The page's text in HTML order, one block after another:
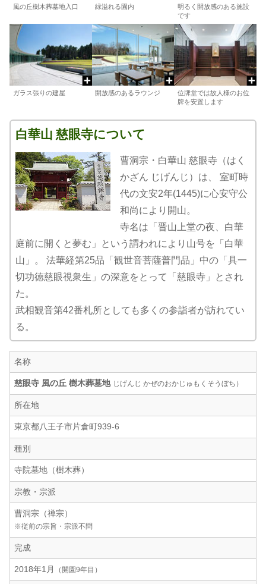
風の丘樹木葬墓地入口 緑溢れる園内
明るく開放感のある施設
です
ガラス張りの建屋 開放感のあるラウンジ
位牌堂では故人様のお位
牌を安置します
白華山 慈眼寺について
曹洞宗・白華山 慈眼寺（はく
かざん じげんじ）は、 室町時
代の文安2年(1445)に心安守公
和尚により開山。
寺名は「晋山上堂の夜、白華
庭前に開くと夢む」という謂われにより山号を「白華
山」。 法華経第25品「観世音菩薩普門品」中の「具一
切功徳慈眼視衆生」の深意をとって「慈眼寺」とされ
た。
武相観音第42番札所としても多くの参詣者が訪れてい
る。
名称
慈眼寺 風の丘 樹木葬墓地 じげんじ かぜのおかじゅもくそうぼち）
所在地
東京都八王子市片倉町939-6
種別
寺院墓地（樹木葬）
宗教・宗派
曹洞宗（禅宗）
※従前の宗旨・宗派不問
完成
2018年1月 （開園9年目）